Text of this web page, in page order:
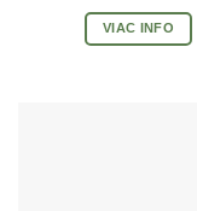
VIAC INFO